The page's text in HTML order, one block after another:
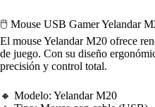
🖱️ Mouse USB Gamer Yelandar
El mouse Yelandar M20 ofrece
de juego. Con su diseño
precisión y control total.
🔸 Modelo: Yelandar M20